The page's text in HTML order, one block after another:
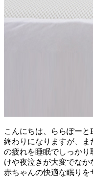
こんにちは、ららぽー
終わりになりますが、ま
の疲れを睡眠でしっか
けや夜泣きが大変でな
赤ちゃんの快適な眠りを